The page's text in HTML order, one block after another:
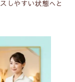
しやすい状態へと